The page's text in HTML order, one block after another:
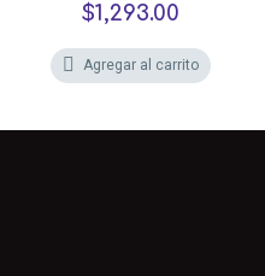
$1,293.00
Agregar al carrito